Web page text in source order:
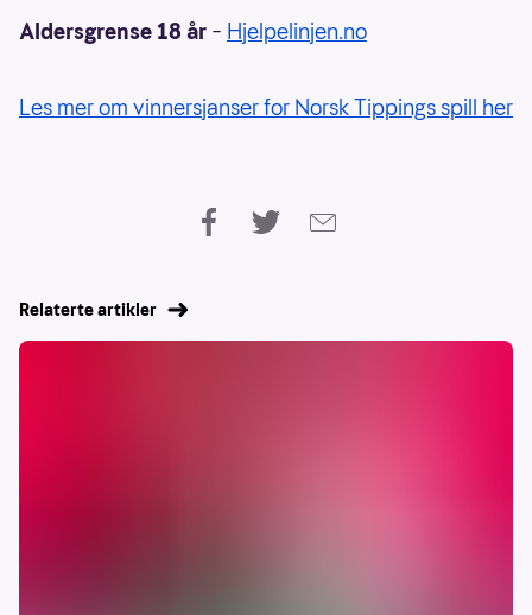
Aldersgrense 18 år – Hjelpelinjen.no
Les mer om vinnersjanser for Norsk Tippings spill her
Relaterte artikler